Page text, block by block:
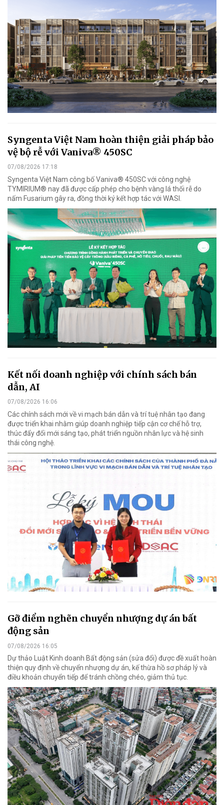
Syngenta Việt Nam hoàn thiện giải pháp bảo
vệ bộ rễ với Vaniva® 450SC
07/08/2026 17:18
Syngenta Việt Nam công bố Vaniva® 450SC với công nghệ
TYMIRIUM® nay đã được cấp phép cho bệnh vàng lá thối rễ do
nấm Fusarium gây ra, đồng thời ký kết hợp tác với WASI.
Kết nối doanh nghiệp với chính sách bán
dẫn, AI
07/08/2026 16:06
Các chính sách mới về vi mạch bán dẫn và trí tuệ nhân tạo đang
được triển khai nhằm giúp doanh nghiệp tiếp cận cơ chế hỗ trợ,
thúc đẩy đổi mới sáng tạo, phát triển nguồn nhân lực và hệ sinh
thái công nghệ.
Gỡ điểm nghẽn chuyển nhượng dự án bất
động sản
07/08/2026 16:05
Dự thảo Luật Kinh doanh Bất động sản (sửa đổi) được đề xuất hoàn
thiện quy định về chuyển nhượng dự án, kế thừa hồ sơ pháp lý và
điều khoản chuyển tiếp để tránh chồng chéo, giảm thủ tục.